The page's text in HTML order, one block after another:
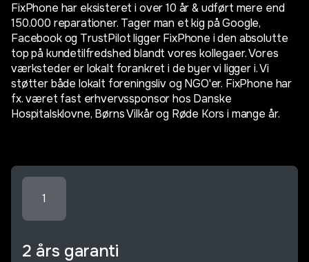
FixPhone har eksisteret i over 10 år & udført mere end
150.000 reparationer. Tager man et kig på Google,
Facebook og TrustPilot ligger FixPhone i den absolutte
top på kundetilfredshed blandt vores kollegaer. Vores
værksteder er lokalt forankret i de byer vi ligger i. Vi
støtter både lokalt foreningsliv og NGO'er. FixPhone har
fx. været fast erhvervssponsor hos Danske
Hospitalsklovne, Børns Vilkår og Røde Kors i mange år.
1
2 års garanti